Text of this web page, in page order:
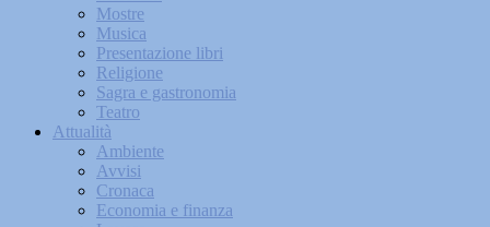
Mostre
Musica
Presentazione libri
Religione
Sagra e gastronomia
Teatro
Attualità
Ambiente
Avvisi
Cronaca
Economia e finanza